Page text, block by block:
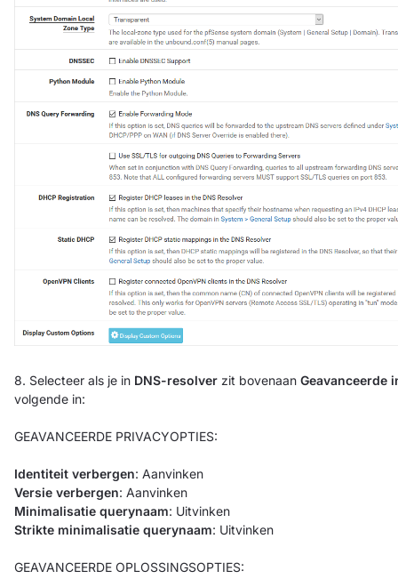
8. Selecteer als je in DNS-resolver zit bovenaan Geavanceerde
volgende in:
GEAVANCEERDE PRIVACYOPTIES:
Identiteit verbergen: Aanvinken
Versie verbergen: Aanvinken
Minimalisatie querynaam: Uitvinken
Strikte minimalisatie querynaam: Uitvinken
GEAVANCEERDE OPLOSSINGSOPTIES: